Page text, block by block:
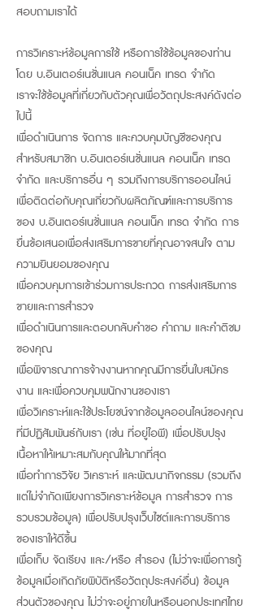
สอบถามเราได้
การวิเคราะห์ข้อมูลการใช้ หรือการใช้ข้อมูลของท่าน
โดย บ.อินเตอร์เนชั่นแนล คอนเน็ค เทรด จำกัด
เราจะใช้ข้อมูลที่เกี่ยวกับตัวคุณเพื่อวัตถุประสงค์ดังต่อ
ไปนี้
เพื่อดำเนินการ จัดการ และควบคุมบัญชีของคุณ
สำหรับสมาชิก บ.อินเตอร์เนชั่นแนล คอนเน็ค เทรด
จำกัด และบริการอื่น ๆ รวมถึงการบริการออนไลน์
เพื่อติดต่อกับคุณเกี่ยวกับผลิตภัณฑ์และการบริการ
ของ บ.อินเตอร์เนชั่นแนล คอนเน็ค เทรด จำกัด การ
ยื่นข้อเสนอเพื่อส่งเสริมการขายที่คุณอาจสนใจ ตาม
ความยินยอมของคุณ
เพื่อควบคุมการเข้าร่วมการประกวด การส่งเสริมการ
ขายและการสำรวจ
เพื่อดำเนินการและตอบกลับคำขอ คำถาม และคำติชม
ของคุณ
เพื่อพิจารณาการจ้างงานหากคุณมีการยื่นใบสมัคร
งาน และเพื่อควบคุมพนักงานของเรา
เพื่อวิเคราะห์และใช้ประโยชน์จากข้อมูลออนไลน์ของคุณ
ที่มีปฏิสัมพันธ์กับเรา (เช่น ที่อยู่ไอพี) เพื่อปรับปรุง
เนื้อหาให้เหมาะสมกับคุณให้มากที่สุด
เพื่อทำการวิจัย วิเคราะห์ และพัฒนากิจกรรม (รวมถึง
แต่ไม่จำกัดเพียงการวิเคราะห์ข้อมูล การสำรวจ การ
รวบรวมข้อมูล) เพื่อปรับปรุงเว็บไซต์และการบริการ
ของเราให้ดีขึ้น
เพื่อเก็บ จัดเรียง และ/หรือ สำรอง (ไม่ว่าจะเพื่อการกู้
ข้อมูลเมื่อเกิดภัยพิบัติหรือวัตถุประสงค์อื่น) ข้อมูล
ส่วนตัวของคุณ ไม่ว่าจะอยู่ภายในหรือนอกประเทศไทย